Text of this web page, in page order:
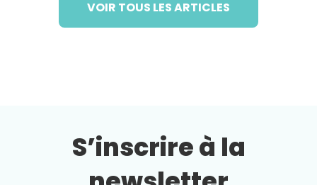
VOIR TOUS LES ARTICLES
S’inscrire à la